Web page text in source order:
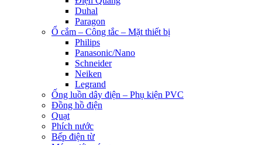
Duhal
Paragon
Ổ cắm – Công tắc – Mặt thiết bị
Philips
Panasonic/Nano
Schneider
Neiken
Legrand
Ống luồn dây điện – Phụ kiện PVC
Đồng hồ điện
Quạt
Phích nước
Bếp điện từ